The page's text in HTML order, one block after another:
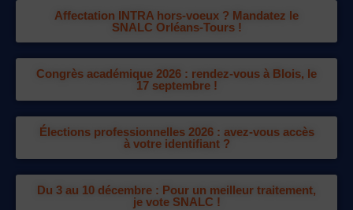
Affectation INTRA hors-voeux ? Mandatez le
SNALC Orléans-Tours !
Congrès académique 2026 : rendez-vous à Blois, le
17 septembre !
Élections professionnelles 2026 : avez-vous accès
à votre identifiant ?
Du 3 au 10 décembre : Pour un meilleur traitement,
je vote SNALC !